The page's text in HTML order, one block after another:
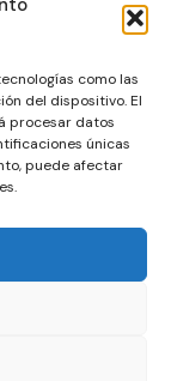
como las
del dispositivo. El
procesar datos
únicas
puede afectar